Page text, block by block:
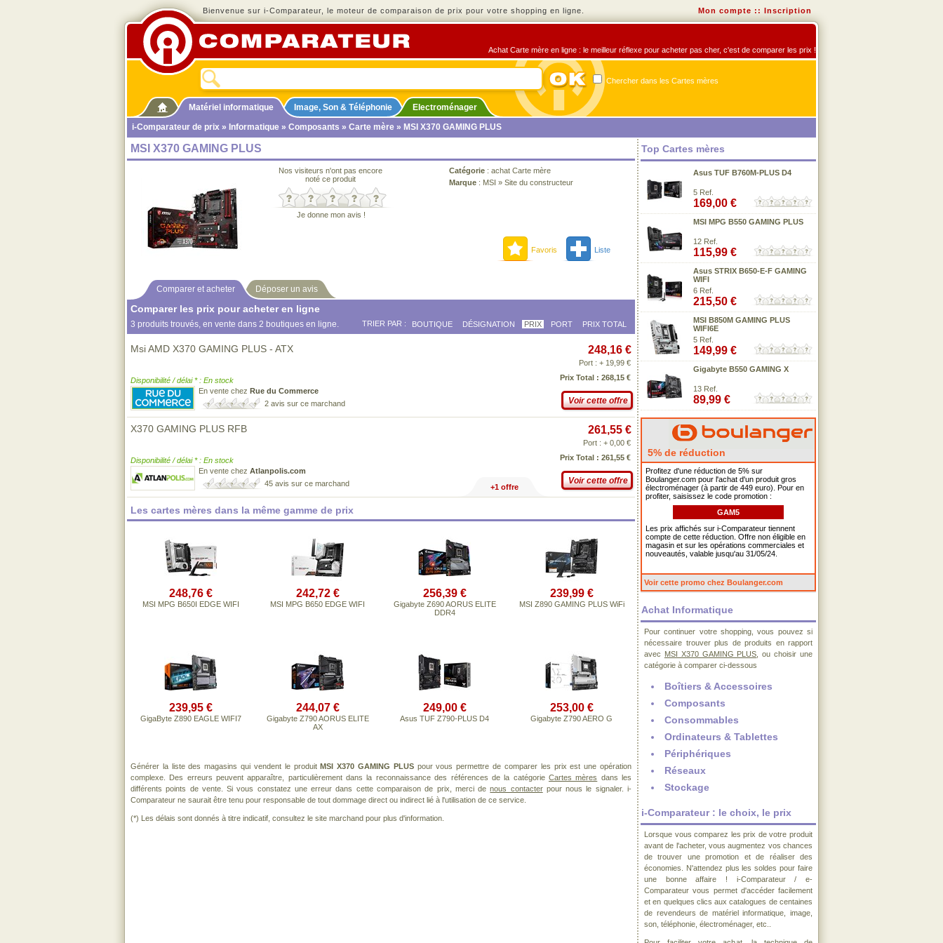
Bienvenue sur i-Comparateur, le moteur de comparaison de prix pour votre shopping en ligne. Mon compte :: Inscription
Achat Carte mère en ligne : le meilleur réflexe pour acheter pas cher, c'est de comparer les prix !
Chercher dans les Cartes mères
Matériel informatique Image, Son & Téléphonie
Electroménager
i-Comparateur de prix » Informatique » Composants » Carte mère » MSI X370 GAMING PLUS
MSI X370 GAMING PLUS
Nos visiteurs n'ont pas encore
noté ce produit
Je donne mon avis !
Catégorie : achat Carte mère
Marque : MSI » Site du constructeur
Favoris Liste
Comparer et acheter Déposer un avis
Comparer les prix pour acheter en ligne
3 produits trouvés, en vente dans 2 boutiques en ligne. TRIER PAR : BOUTIQUE DÉSIGNATION PRIX PORT PRIX TOTAL
Msi AMD X370 GAMING PLUS - ATX
Disponibilité / délai * : En stock
En vente chez Rue du Commerce
2 avis sur ce marchand
248,16 €
Port : + 19,99 €
Prix Total : 268,15 €
Voir cette offre
X370 GAMING PLUS RFB
Disponibilité / délai * : En stock
En vente chez Atlanpolis.com
45 avis sur ce marchand
261,55 €
Port : + 0,00 €
Prix Total : 261,55 €
Voir cette offre
+1 offre
Les cartes mères dans la même gamme de prix
248,76 €
MSI MPG B650I EDGE WIFI
242,72 €
MSI MPG B650 EDGE WIFI
256,39 €
Gigabyte Z690 AORUS ELITE
DDR4
239,99 €
MSI Z890 GAMING PLUS WiFi
239,95 €
GigaByte Z890 EAGLE WIFI7
244,07 €
Gigabyte Z790 AORUS ELITE
AX
249,00 €
Asus TUF Z790-PLUS D4
253,00 €
Gigabyte Z790 AERO G
Générer la liste des magasins qui vendent le produitMSI X370 GAMING PLUSpour vous permettre de comparer les prix est une opération
complexe. Des erreurs peuvent apparaître, particulièrement dans la reconnaissance des références de la catégorie Cartes mères dans les
différents points de vente. Si vous constatez une erreur dans cette comparaison de prix, merci denous contacterpour nous le signaler. i-
Comparateur ne saurait être tenu pour responsable de tout dommage direct ou indirect lié à l'utilisation de ce service.
(*) Les délais sont donnés à titre indicatif, consultez le site marchand pour plus d'information.
Top Cartes mères
Asus TUF B760M-PLUS D4
5 Ref.
169,00 €
MSI MPG B550 GAMING PLUS
12 Ref.
115,99 €
Asus STRIX B650-E-F GAMING
WIFI
6 Ref.
215,50 €
MSI B850M GAMING PLUS
WIFI6E
5 Ref.
149,99 €
Gigabyte B550 GAMING X
13 Ref.
89,99 €
5% de réduction
Profitez d'une réduction de 5% sur
Boulanger.com pour l'achat d'un produit gros
électroménager (à partir de 449 euro). Pour en
profiter, saisissez le code promotion :
GAM5
Les prix affichés sur i-Comparateur tiennent
compte de cette réduction. Offre non éligible en
magasin et sur les opérations commerciales et
nouveautés, valable jusqu'au 31/05/24.
Voir cette promo chez Boulanger.com
Achat Informatique
Pour continuer votre shopping, vous pouvez si
nécessaire trouver plus de produits en rapport
avec MSI X370 GAMING PLUS , ou choisir une
catégorie à comparer ci-dessous
Boîtiers & Accessoires
Composants
Consommables
Ordinateurs & Tablettes
Périphériques
Réseaux
Stockage
i-Comparateur : le choix, le prix
Lorsque vous comparez les prix de votre produit
avant de l'acheter, vous augmentez vos chances
de trouver une promotion et de réaliser des
économies. N'attendez plus les soldes pour faire
une bonne affaire ! i-Comparateur / e-
Comparateur vous permet d'accéder facilement
et en quelques clics aux catalogues de centaines
de revendeurs de matériel informatique, image,
son, téléphonie, électroménager, etc..